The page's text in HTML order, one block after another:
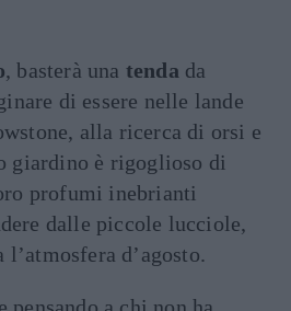
, basterà una tenda da
di essere nelle lande
alla ricerca di orsi e
giardino è rigoglioso di
profumi inebrianti
dalle piccole lucciole,
l’atmosfera d’agosto.